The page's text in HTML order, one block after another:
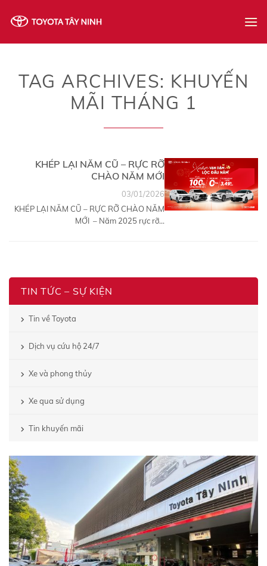
TAG ARCHIVES: KHUYẾN
MÃI THÁNG 1
TIN TỨC – SỰ KIỆN
Tin về Toyota
Dịch vụ cứu hộ 24/7
Xe và phong thủy
Xe qua sử dụng
Tin khuyến mãi
KHÉP LẠI NĂM CŨ – RỰC RỠ
CHÀO NĂM MỚI
KHÉP LẠI NĂM CŨ – RỰC RỠ CHÀO NĂM
MỚI – Năm 2025 rực rỡ...
03/01/2026